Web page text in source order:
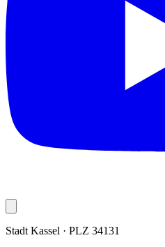
Stadt Kassel · PLZ 34131